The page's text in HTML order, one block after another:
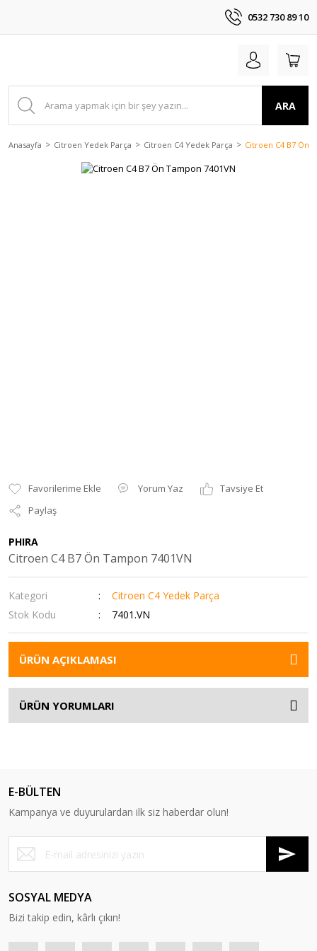
0532 730 89 10
ARA
Anasayfa Citroen Yedek Parça Citroen C4 Yedek Parça Citroen C4 B7 Ön
Yorum Yaz
Tavsiye Et
Paylaş
PHIRA
Citroen C4 B7 Ön Tampon 7401VN
Kategori
Citroen C4 Yedek Parça
Stok Kodu
7401.VN
ÜRÜN AÇIKLAMASI
ÜRÜN YORUMLARI
E-BÜLTEN
Kampanya ve duyurulardan ilk siz haberdar olun!
SOSYAL MEDYA
Bizi takip edin, kârlı çıkın!